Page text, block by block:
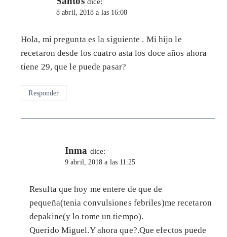
8 abril, 2018 a las 16:08
Hola, mi pregunta es la siguiente . Mi hijo le
recetaron desde los cuatro asta los doce años ahora
tiene 29, que le puede pasar?
Responder
Inma dice:
9 abril, 2018 a las 11:25
Resulta que hoy me entere de que de
pequeña(tenia convulsiones febriles)me recetaron
depakine(y lo tome un tiempo).
Querido Miguel.Y ahora que?.Que efectos puede